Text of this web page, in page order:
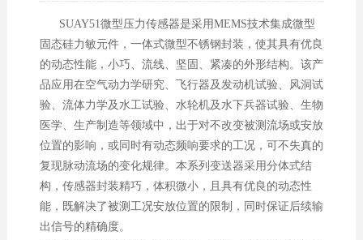
SUAY51微型压力传感器是采用MEMS技术集成微型
固态硅力敏元件，一体式微型不锈钢封装，使其具有优良
的动态性能，小巧、流线、坚固、紧凑的外形结构。该产
品应用在空气动力学研究、飞行器及发动机试验、风洞试
验、流体力学及水工试验、水轮机及水下兵器试验、生物
医学、生产制造等领域中，出于对不改变被测流场或安放
位置的影响，或同时有动态频响要求的工况，可不失真的
复现脉动流场的变化规律。本系列变送器采用分体式结
构，传感器封装精巧，体积微小，且具有优良的动态性
能，既解决了被测工况安放位置的限制，同时保证后续输
出信号的精确度。